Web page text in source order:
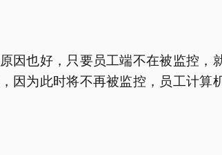
也好，只要员工端不在被监控，
因为此时将不再被监控，员工计算